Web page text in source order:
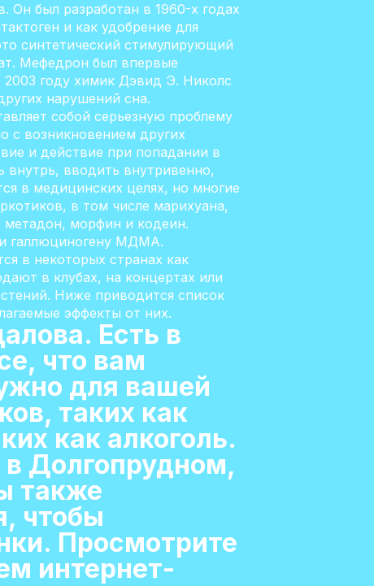
Он был разработан в 1960-х годах
и как удобрение для
синтетический стимулирующий
Мефедрон был впервые
2003 году химик Дэвид Э. Николс
нарушений сна.
собой серьезную проблему
с возникновением других
и действие при попадании в
вводить внутривенно,
в медицинских целях, но многие
в том числе марихуана,
морфин и кодеин.
галлюциногену МДМА.
в некоторых странах как
в клубах, на концертах или
Ниже приводится список
эффекты от них.
Есть в
что вам
для вашей
таких как
как алкоголь.
Долгопрудном,
также
чтобы
Просмотрите
интернет-